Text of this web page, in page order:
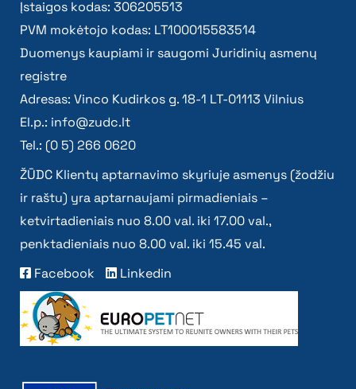
Įstaigos kodas: 306205513
PVM mokėtojo kodas: LT100015583514
Duomenys kaupiami ir saugomi Juridinių asmenų
registre
Adresas: Vinco Kudirkos g. 18-1 LT-01113 Vilnius
El.p.: info@zudc.lt
Tel.: (0 5) 266 0620
ŽŪDC Klientų aptarnavimo skyriuje asmenys (žodžiu
ir raštu) yra aptarnaujami pirmadieniais –
ketvirtadieniais nuo 8.00 val. iki 17.00 val.,
penktadieniais nuo 8.00 val. iki 15.45 val.
Facebook
Linkedin